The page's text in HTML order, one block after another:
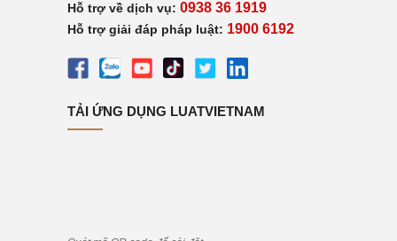
Hỗ trợ về dịch vụ: 0938 36 1919
Hỗ trợ giải đáp pháp luật: 1900 6192
TẢI ỨNG DỤNG LUATVIETNAM